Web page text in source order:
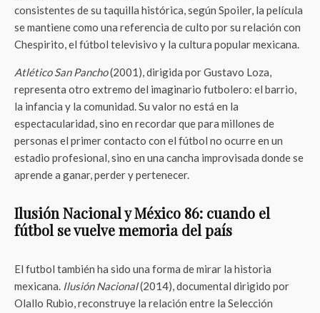
consistentes de su taquilla histórica, según Spoiler, la película
se mantiene como una referencia de culto por su relación con
Chespirito, el fútbol televisivo y la cultura popular mexicana.
Atlético San Pancho(2001), dirigida por Gustavo Loza,
representa otro extremo del imaginario futbolero: el barrio,
la infancia y la comunidad. Su valor no está en la
espectacularidad, sino en recordar que para millones de
personas el primer contacto con el fútbol no ocurre en un
estadio profesional, sino en una cancha improvisada donde se
aprende a ganar, perder y pertenecer.
Ilusión Nacional y México 86: cuando el
fútbol se vuelve memoria del país
El futbol también ha sido una forma de mirar la historia
mexicana. Ilusión Nacional(2014), documental dirigido por
Olallo Rubio, reconstruye la relación entre la Selección